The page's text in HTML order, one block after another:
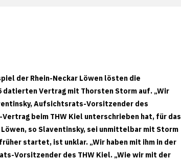
der Rhein-Neckar Löwen lösten die
Vertrag mit Thorsten Storm auf. „Wir
Aufsichtsrats-Vorsitzender des
beim THW Kiel unterschrieben hat, für das
so Slaventinsky, sei unmittelbar mit Storm
startet, ist unklar. „Wir haben mit ihm in der
Vorsitzender des THW Kiel. „Wie wir mit der